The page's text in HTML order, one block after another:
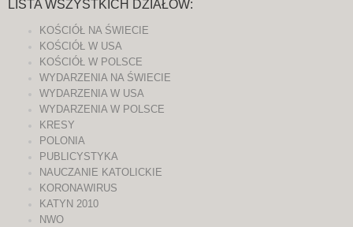
LISTA WSZYSTKICH DZIAŁÓW:
KOŚCIÓŁ NA ŚWIECIE
KOŚCIÓŁ W USA
KOŚCIÓŁ W POLSCE
WYDARZENIA NA ŚWIECIE
WYDARZENIA W USA
WYDARZENIA W POLSCE
KRESY
POLONIA
PUBLICYSTYKA
NAUCZANIE KATOLICKIE
KORONAWIRUS
KATYN 2010
NWO